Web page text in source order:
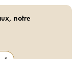
notre